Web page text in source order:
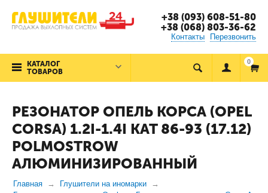
+38 (093) 608-51-80
+38 (068) 803-36-62
Контакты Перезвонить
КАТАЛОГ
ТОВАРОВ
0
РЕЗОНАТОР ОПЕЛЬ КОРСА (OPEL
CORSA) 1.2I-1.4I KAT 86-93 (17.12)
POLMOSTROW
АЛЮМИНИЗИРОВАННЫЙ
Главная
Глушители на иномарки